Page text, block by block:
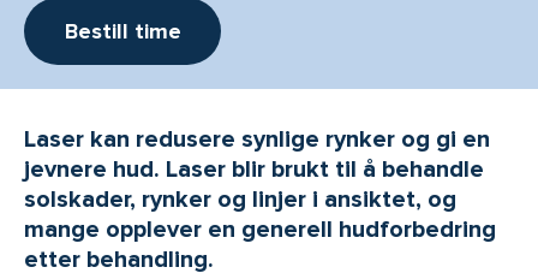
Bestill time
Laser kan redusere synlige rynker og gi en
jevnere hud. Laser blir brukt til å behandle
solskader, rynker og linjer i ansiktet, og
mange opplever en generell hudforbedring
etter behandling.